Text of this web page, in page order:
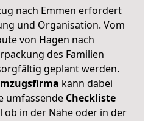
nach Emmen erfordert
und Organisation. Vom
von Hagen nach
des Familien
geplant werden.
kann dabei
umfassende Checkliste
ob in der Nähe oder in der